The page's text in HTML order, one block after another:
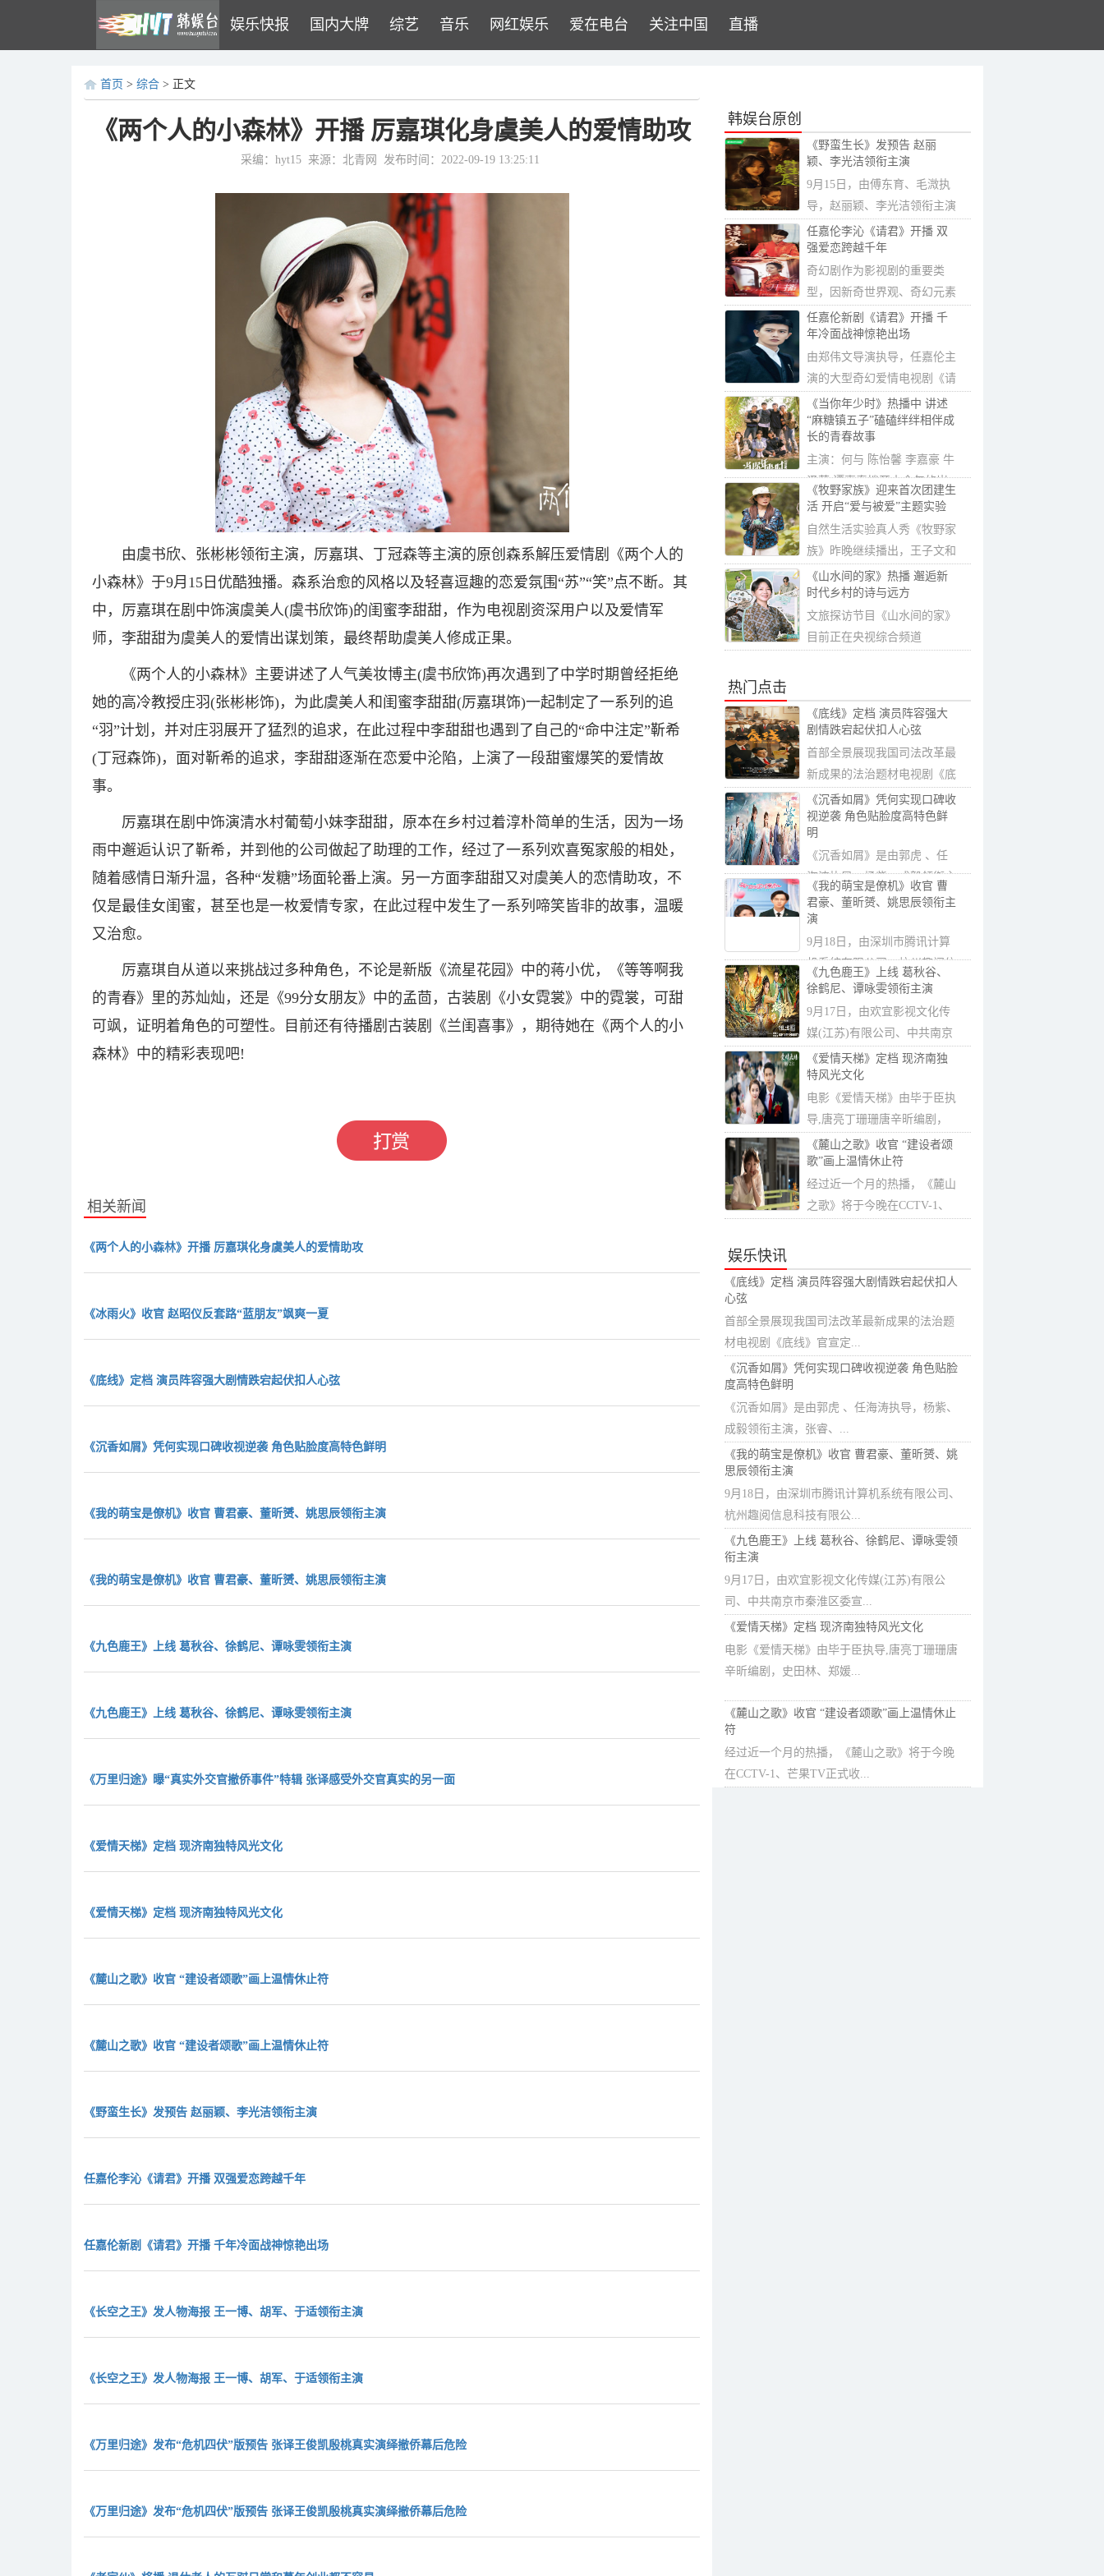
娱乐快报 国内大牌 综艺 音乐 网红娱乐 爱在电台 关注中国 直播
首页 > 综合 > 正文
《两个人的小森林》开播 厉嘉琪化身虞美人的爱情助攻
采编：hyt15 来源：北青网 发布时间：2022-09-19 13:25:11
由虞书欣、张彬彬领衔主演，厉嘉琪、丁冠森等主演的原创森系解压爱情剧《两个人的
小森林》于9月15日优酷独播。森系治愈的风格以及轻喜逗趣的恋爱氛围“苏”“笑”点不断。其
中，厉嘉琪在剧中饰演虞美人(虞书欣饰)的闺蜜李甜甜，作为电视剧资深用户以及爱情军
师，李甜甜为虞美人的爱情出谋划策，最终帮助虞美人修成正果。
《两个人的小森林》主要讲述了人气美妆博主(虞书欣饰)再次遇到了中学时期曾经拒绝
她的高冷教授庄羽(张彬彬饰)，为此虞美人和闺蜜李甜甜(厉嘉琪饰)一起制定了一系列的追
“羽”计划，并对庄羽展开了猛烈的追求，在此过程中李甜甜也遇到了自己的“命中注定”靳希
(丁冠森饰)，面对靳希的追求，李甜甜逐渐在恋爱中沦陷，上演了一段甜蜜爆笑的爱情故
事。
厉嘉琪在剧中饰演清水村葡萄小妹李甜甜，原本在乡村过着淳朴简单的生活，因为一场
雨中邂逅认识了靳希，并到他的公司做起了助理的工作，经过了一系列欢喜冤家般的相处，
随着感情日渐升温，各种“发糖”场面轮番上演。另一方面李甜甜又对虞美人的恋情助攻，不
仅是最佳女闺蜜，甚至也是一枚爱情专家，在此过程中发生了一系列啼笑皆非的故事，温暖
又治愈。
厉嘉琪自从道以来挑战过多种角色，不论是新版《流星花园》中的蒋小优，《等等啊我
的青春》里的苏灿灿，还是《99分女朋友》中的孟茴，古装剧《小女霓裳》中的霓裳，可甜
可飒，证明着角色的可塑性。目前还有待播剧古装剧《兰闺喜事》，期待她在《两个人的小
森林》中的精彩表现吧!
相关新闻
《两个人的小森林》开播 厉嘉琪化身虞美人的爱情助攻
《冰雨火》收官 赵昭仪反套路“蓝朋友”飒爽一夏
《底线》定档 演员阵容强大剧情跌宕起伏扣人心弦
《沉香如屑》凭何实现口碑收视逆袭 角色贴脸度高特色鲜明
《我的萌宝是僚机》收官 曹君豪、董昕赟、姚思辰领衔主演
《我的萌宝是僚机》收官 曹君豪、董昕赟、姚思辰领衔主演
《九色鹿王》上线 葛秋谷、徐鹤尼、谭咏雯领衔主演
《九色鹿王》上线 葛秋谷、徐鹤尼、谭咏雯领衔主演
《万里归途》曝“真实外交官撤侨事件”特辑 张译感受外交官真实的另一面
《爱情天梯》定档 现济南独特风光文化
《爱情天梯》定档 现济南独特风光文化
《麓山之歌》收官 “建设者颂歌”画上温情休止符
《麓山之歌》收官 “建设者颂歌”画上温情休止符
《野蛮生长》发预告 赵丽颖、李光洁领衔主演
任嘉伦李沁《请君》开播 双强爱恋跨越千年
任嘉伦新剧《请君》开播 千年冷面战神惊艳出场
《长空之王》发人物海报 王一博、胡军、于适领衔主演
《长空之王》发人物海报 王一博、胡军、于适领衔主演
《万里归途》发布“危机四伏”版预告 张译王俊凯殷桃真实演绎撤侨幕后危险
《万里归途》发布“危机四伏”版预告 张译王俊凯殷桃真实演绎撤侨幕后危险
韩娱台原创
《野蛮生长》发预告 赵丽
颖、李光洁领衔主演
9月15日，由傅东育、毛溦执
导，赵丽颖、李光洁领衔主演
的都市商战剧...
任嘉伦李沁《请君》开播 双
强爱恋跨越千年
奇幻剧作为影视剧的重要类
型，因新奇世界观、奇幻元素
受到不少观众...
任嘉伦新剧《请君》开播 千
年冷面战神惊艳出场
由郑伟文导演执导，任嘉伦主
演的大型奇幻爱情电视剧《请
君》于9月15...
《当你年少时》热播中 讲述
“麻糖镇五子”磕磕绊绊相伴成
长的青春故事
主演：何与 陈怡馨 李嘉豪 牛
泽萌 谭嘉泰拨开十余年的岁
月回头...
《牧野家族》迎来首次团建生
活 开启“爱与被爱”主题实验
自然生活实验真人秀《牧野家
族》昨晚继续播出，王子文和
吴永恩、容...
《山水间的家》热播 邂逅新
时代乡村的诗与远方
文旅探访节目《山水间的家》
目前正在央视综合频道
热门点击
《底线》定档 演员阵容强大
剧情跌宕起伏扣人心弦
首部全景展现我国司法改革最
新成果的法治题材电视剧《底
线》官宣定...
《沉香如屑》凭何实现口碑收
视逆袭 角色贴脸度高特色鲜
明
《沉香如屑》是由郭虎 、任
海涛执导，杨紫、成毅领衔主
演，张睿、...
《我的萌宝是僚机》收官 曹
君豪、董昕赟、姚思辰领衔主
演
9月18日，由深圳市腾讯计算
机系统有限公司、杭州趣阅信
息科技有限公...
《九色鹿王》上线 葛秋谷、
徐鹤尼、谭咏雯领衔主演
9月17日，由欢宜影视文化传
媒(江苏)有限公司、中共南京
市秦淮区委宣...
《爱情天梯》定档 现济南独
特风光文化
电影《爱情天梯》由毕于臣执
导,唐亮丁珊珊唐辛昕编剧，
史田林、郑媛...
《麓山之歌》收官 “建设者颂
歌”画上温情休止符
经过近一个月的热播，《麓山
之歌》将于今晚在CCTV-1、
娱乐快讯
《底线》定档 演员阵容强大剧情跌宕起伏扣人
心弦
首部全景展现我国司法改革最新成果的法治题
材电视剧《底线》官宣定...
《沉香如屑》凭何实现口碑收视逆袭 角色贴脸
度高特色鲜明
《沉香如屑》是由郭虎 、任海涛执导，杨紫、
成毅领衔主演，张睿、...
《我的萌宝是僚机》收官 曹君豪、董昕赟、姚
思辰领衔主演
9月18日，由深圳市腾讯计算机系统有限公司、
杭州趣阅信息科技有限公...
《九色鹿王》上线 葛秋谷、徐鹤尼、谭咏雯领
衔主演
9月17日，由欢宜影视文化传媒(江苏)有限公
司、中共南京市秦淮区委宣...
《爱情天梯》定档 现济南独特风光文化
电影《爱情天梯》由毕于臣执导,唐亮丁珊珊唐
辛昕编剧，史田林、郑媛...
《麓山之歌》收官 “建设者颂歌”画上温情休止
符
经过近一个月的热播，《麓山之歌》将于今晚
在CCTV-1、芒果TV正式收...